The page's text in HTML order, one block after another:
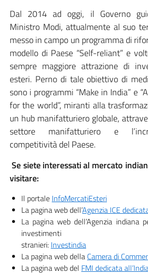
Dal 2014 ad oggi, il Governo
Ministro Modi, attualmente al suo
messo in campo un programma di
modello di Paese “Self-reliant” e
sempre maggiore attrazione di
esteri. Perno di tale obiettivo di
sono i programmi “Make in India” e
for the world”, miranti alla
un hub manifatturiero globale,
settore manifatturiero e
competitività del Paese.
Se siete interessati al mercato
visitare:
Il portale InfoMercatiEsteri
La pagina web dell’Agenzia ICE
La pagina web dell’Agenzia indiana
investimenti
stranieri: Investindia
La pagina web della Camera di
La pagina web del FMI dedicata